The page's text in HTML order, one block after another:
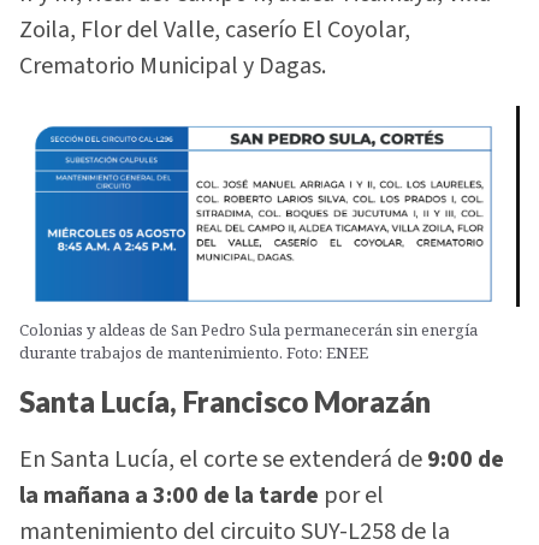
Zoila, Flor del Valle, caserío El Coyolar,
Crematorio Municipal y Dagas.
Colonias y aldeas de San Pedro Sula permanecerán sin energía
durante trabajos de mantenimiento. Foto: ENEE
Santa Lucía, Francisco Morazán
En Santa Lucía, el corte se extenderá de9:00 de
la mañana a 3:00 de la tarde por el
mantenimiento del circuito SUY-L258 de la